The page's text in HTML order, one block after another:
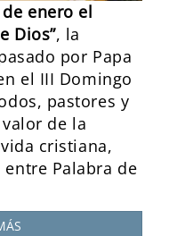
enero el
Dios”, la
por Papa
el III Domingo
pastores y
de la
cristiana,
Palabra de